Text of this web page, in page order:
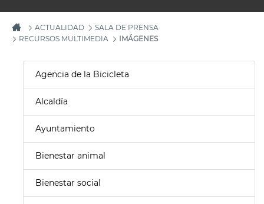
ACTUALIDAD
SALA DE PRENSA
RECURSOS MULTIMEDIA
IMÁGENES
Agencia de la Bicicleta
Alcaldía
Ayuntamiento
Bienestar animal
Bienestar social